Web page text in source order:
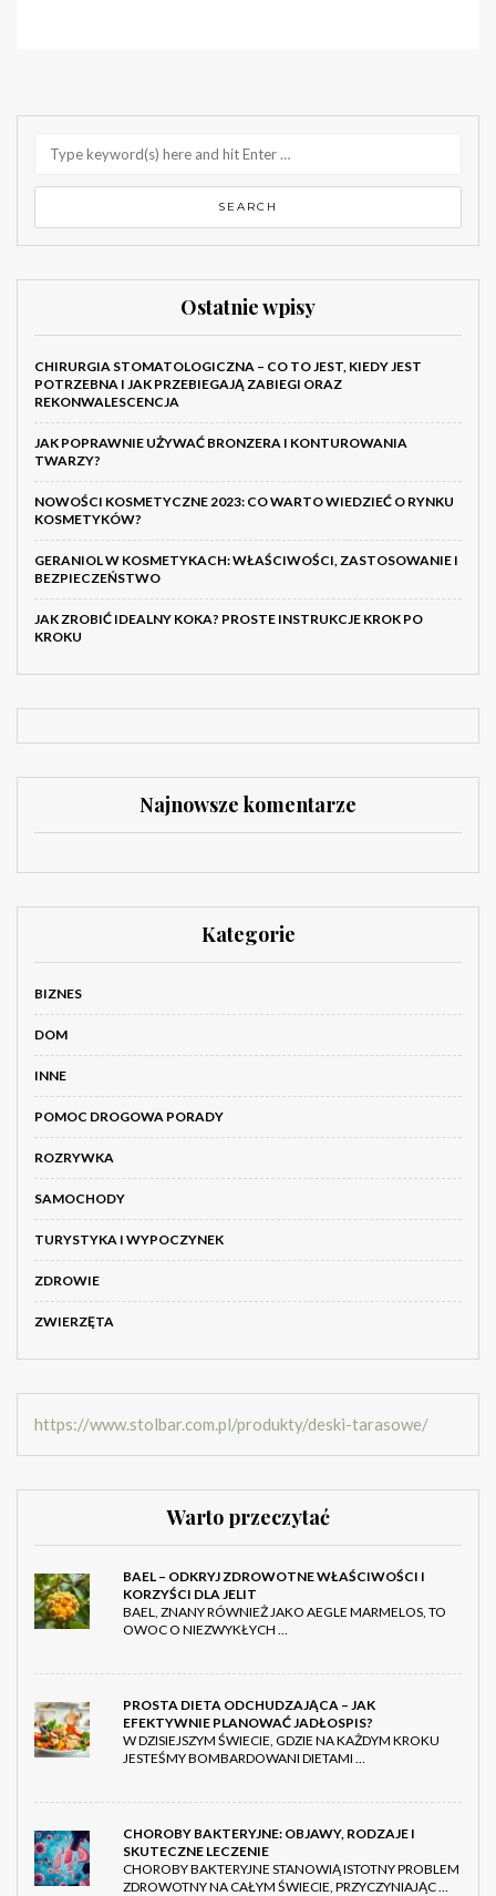
Ostatnie wpisy
CHIRURGIA STOMATOLOGICZNA – CO TO JEST, KIEDY JEST
POTRZEBNA I JAK PRZEBIEGAJĄ ZABIEGI ORAZ
REKONWALESCENCJA
JAK POPRAWNIE UŻYWAĆ BRONZERA I KONTUROWANIA
TWARZY?
NOWOŚCI KOSMETYCZNE 2023: CO WARTO WIEDZIEĆ O RYNKU
KOSMETYKÓW?
GERANIOL W KOSMETYKACH: WŁAŚCIWOŚCI, ZASTOSOWANIE I
BEZPIECZEŃSTWO
JAK ZROBIĆ IDEALNY KOKA? PROSTE INSTRUKCJE KROK PO
KROKU
Najnowsze komentarze
Kategorie
BIZNES
DOM
INNE
POMOC DROGOWA PORADY
ROZRYWKA
SAMOCHODY
TURYSTYKA I WYPOCZYNEK
ZDROWIE
ZWIERZĘTA
https://www.stolbar.com.pl/produkty/deski-tarasowe/
Warto przeczytać
BAEL – ODKRYJ ZDROWOTNE WŁAŚCIWOŚCI I
KORZYŚCI DLA JELIT
BAEL, ZNANY RÓWNIEŻ JAKO AEGLE MARMELOS, TO
OWOC O NIEZWYKŁYCH …
PROSTA DIETA ODCHUDZAJĄCA – JAK
EFEKTYWNIE PLANOWAĆ JADŁOSPIS?
W DZISIEJSZYM ŚWIECIE, GDZIE NA KAŻDYM KROKU
JESTEŚMY BOMBARDOWANI DIETAMI …
CHOROBY BAKTERYJNE: OBJAWY, RODZAJE I
SKUTECZNE LECZENIE
CHOROBY BAKTERYJNE STANOWIĄ ISTOTNY PROBLEM
ZDROWOTNY NA CAŁYM ŚWIECIE, PRZYCZYNIAJĄC …